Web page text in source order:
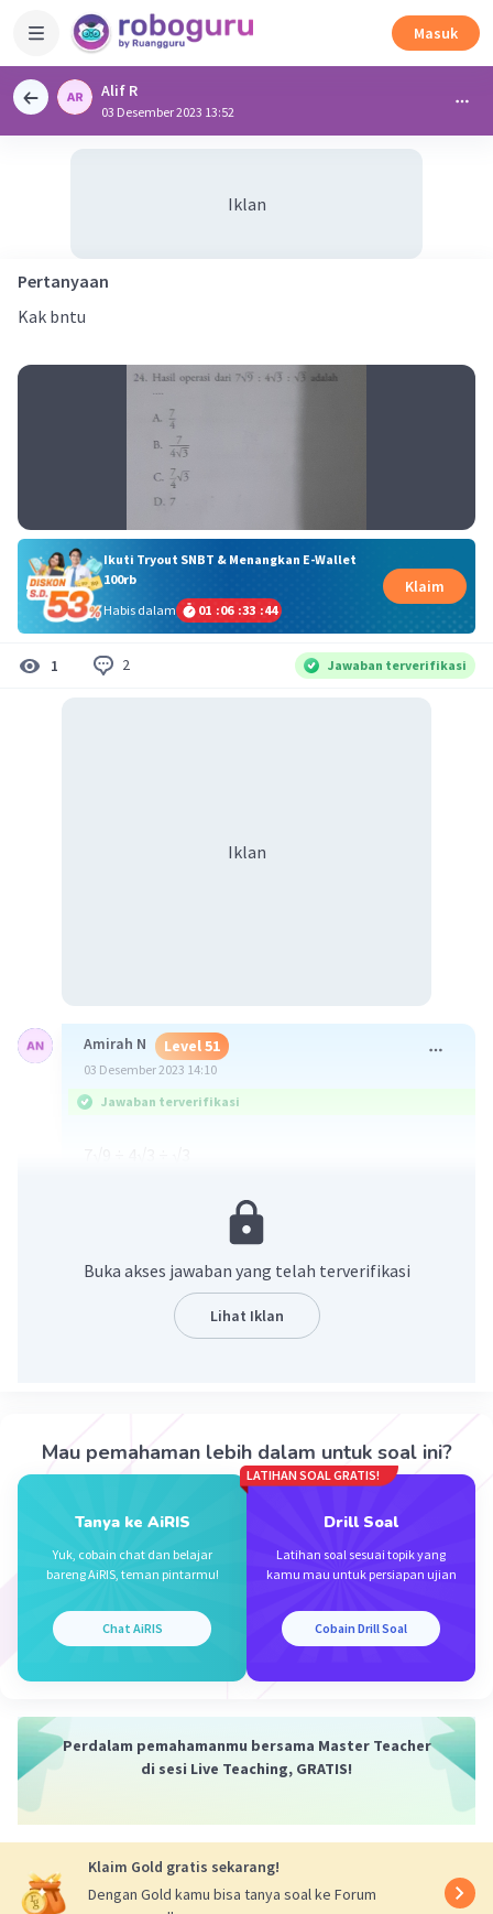
Masuk
Alif R
03 Desember 2023 13:52
Iklan
Pertanyaan
Kak bntu
Ikuti Tryout SNBT & Menangkan E-Wallet
100rb
Habis dalam
01 :06 :33 :43
Klaim
1 2 Jawaban terverifikasi
Iklan
Amirah N Level 51
03 Desember 2023 14:10
Jawaban terverifikasi
Amirah N Level 51
03 Desember 2023 14:11
Jawaban : A
Ali A Level 1
03 Desember 2023 14:08
Jawaban yang tepat adalah C.
Beri Rating ·
Buka akses jawaban yang telah terverifikasi
Lihat Iklan
Mau pemahaman lebih dalam untuk soal ini?
Tanya ke AiRIS
Yuk, cobain chat dan belajar
bareng AiRIS, teman pintarmu!
Chat AiRIS
LATIHAN SOAL GRATIS!
Drill Soal
Latihan soal sesuai topik yang
kamu mau untuk persiapan ujian
Cobain Drill Soal
Perdalam pemahamanmu bersama Master Teacher
di sesi Live Teaching, GRATIS!
Klaim Gold gratis sekarang!
Dengan Gold kamu bisa tanya soal ke Forum